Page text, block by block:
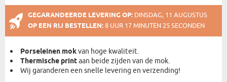
GEGARANDEERDE LEVERING OP: DINSDAG, 11 AUGUSTUS
OP EEN RIJ BESTELLEN:8 UUR 17 MINUTEN 25 SECONDEN
Porseleinen mokvan hoge kwaliteit.
Thermische printaan beide zijden van de mok.
Wij garanderen een snelle levering en verzending!